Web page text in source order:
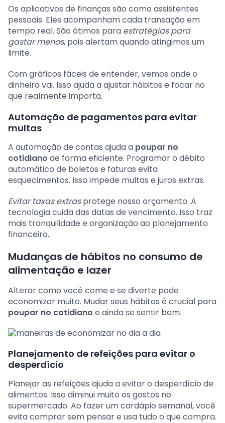
Os aplicativos de finanças são como assistentes
pessoais. Eles acompanham cada transação em
tempo real. São ótimos para estratégias para
gastar menos, pois alertam quando atingimos um
limite.
Com gráficos fáceis de entender, vemos onde o
dinheiro vai. Isso ajuda a ajustar hábitos e focar no
que realmente importa.
Automação de pagamentos para evitar
multas
A automação de contas ajuda a poupar no
cotidiano de forma eficiente. Programar o débito
automático de boletos e faturas evita
esquecimentos. Isso impede multas e juros extras.
Evitar taxas extrasprotege nosso orçamento. A
tecnologia cuida das datas de vencimento. Isso traz
mais tranquilidade e organização ao planejamento
financeiro.
Mudanças de hábitos no consumo de
alimentação e lazer
Alterar como você come e se diverte pode
economizar muito. Mudar seus hábitos é crucial para
poupar no cotidiano e ainda se sentir bem.
Planejamento de refeições para evitar o
desperdício
Planejar as refeições ajuda a evitar o desperdício de
alimentos. Isso diminui muito os gastos no
supermercado. Ao fazer um cardápio semanal, você
evita comprar sem pensar e usa tudo o que compra.